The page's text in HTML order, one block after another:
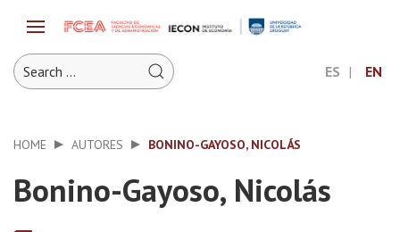
ES EN
HOME AUTORES BONINO-GAYOSO, NICOLÁS
Bonino-Gayoso, Nicolás